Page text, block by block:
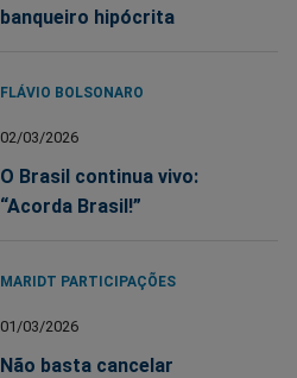
banqueiro hipócrita
FLÁVIO BOLSONARO
02/03/2026
O Brasil continua vivo:
“Acorda Brasil!”
MARIDT PARTICIPAÇÕES
01/03/2026
Não basta cancelar